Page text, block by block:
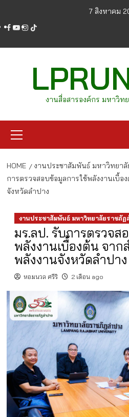
content
7 สิงหาคม
facebook
youtube
instagram
tiktok
งานสื่อสารองค์กร มหาวิท
Menu
HOME งานประชาสัมพันธ์ มหาวิทยาลั
การตรวจสอบข้อมูลการใช้พลังงานเบื้อ
จังหวัดลำปาง
งานประชาสัมพันธ์ มหาวิทยาลัยราชภัฏ
มร.ลป. รับการตรวจส
พลังงานเบื้องต้น จาก
พลังงานจังหวัดลำปาง
หอมนวล ศรีริ 2 เดือน ago